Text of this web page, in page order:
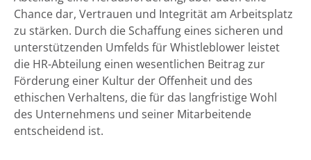
Chance dar, Vertrauen und Integrität am Arbeitsplatz
zu stärken. Durch die Schaffung eines sicheren und
unterstützenden Umfelds für Whistleblower leistet
die HR-Abteilung einen wesentlichen Beitrag zur
Förderung einer Kultur der Offenheit und des
ethischen Verhaltens, die für das langfristige Wohl
des Unternehmens und seiner Mitarbeitende
entscheidend ist.